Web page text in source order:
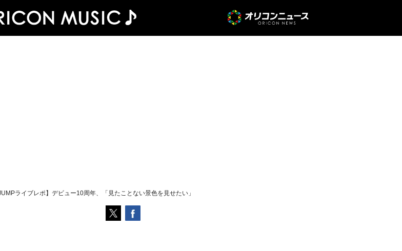
ライブレポ】デビュー10周年、「見たことない景色を見せたい」